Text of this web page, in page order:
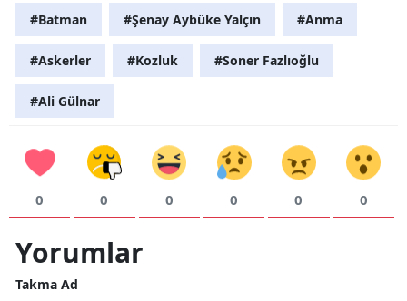
#Batman #Şenay Aybüke Yalçın #Anma
#Askerler #Kozluk #Soner Fazlıoğlu
#Ali Gülnar
0 0 0 0 0 0
Yorumlar
Takma Ad